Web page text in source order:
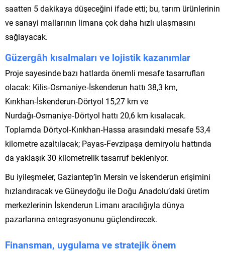
saatten 5 dakikaya düşeceğini ifade etti; bu, tarım ürünlerinin
ve sanayi mallarının limana çok daha hızlı ulaşmasını
sağlayacak.
Güzergâh kısalmaları ve lojistik kazanımlar
Proje sayesinde bazı hatlarda önemli mesafe tasarrufları
olacak: Kilis‑Osmaniye‑İskenderun hattı 38,3 km,
Kırıkhan‑İskenderun‑Dörtyol 15,27 km ve
Nurdağı‑Osmaniye‑Dörtyol hattı 20,6 km kısalacak.
Toplamda Dörtyol‑Kırıkhan‑Hassa arasındaki mesafe 53,4
kilometre azaltılacak; Payas‑Fevzipaşa demiryolu hattında
da yaklaşık 30 kilometrelik tasarruf bekleniyor.
Bu iyileşmeler, Gaziantep’in Mersin ve İskenderun erişimini
hızlandıracak ve Güneydoğu ile Doğu Anadolu’daki üretim
merkezlerinin İskenderun Limanı aracılığıyla dünya
pazarlarına entegrasyonunu güçlendirecek.
Finansman, uygulama ve stratejik önem